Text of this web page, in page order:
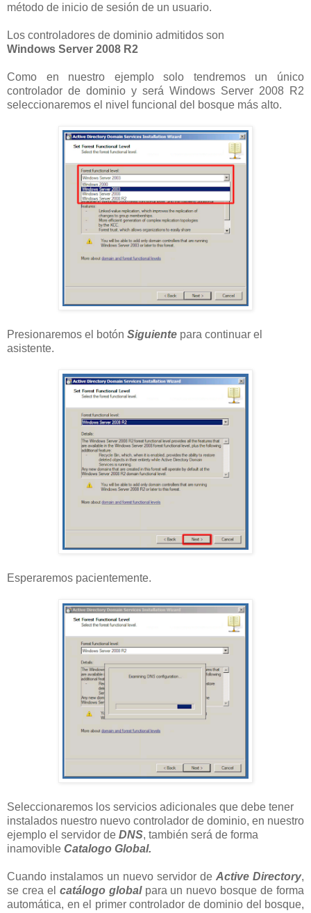
método de inicio de sesión de un usuario.
Los controladores de dominio admitidos son
Windows Server 2008 R2
Como en nuestro ejemplo solo tendremos un único
controlador de dominio y será Windows Server 2008 R2
seleccionaremos el nivel funcional del bosque más alto.
Presionaremos el botón Siguiente para continuar el
asistente.
Esperaremos pacientemente.
Seleccionaremos los servicios adicionales que debe tener
instalados nuestro nuevo controlador de dominio, en nuestro
ejemplo el servidor de DNS, también será de forma
inamovible Catalogo Global.
Cuando instalamos un nuevo servidor de Active Directory,
se crea el catálogo globalpara un nuevo bosque de forma
automática, en el primer controlador de dominio del bosque,